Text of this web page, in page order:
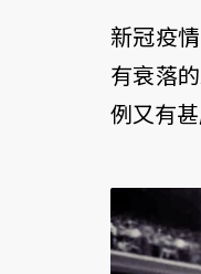
新冠疫
有衰落
例又有